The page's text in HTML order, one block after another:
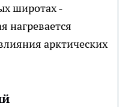
широтах -
нагревается
арктических